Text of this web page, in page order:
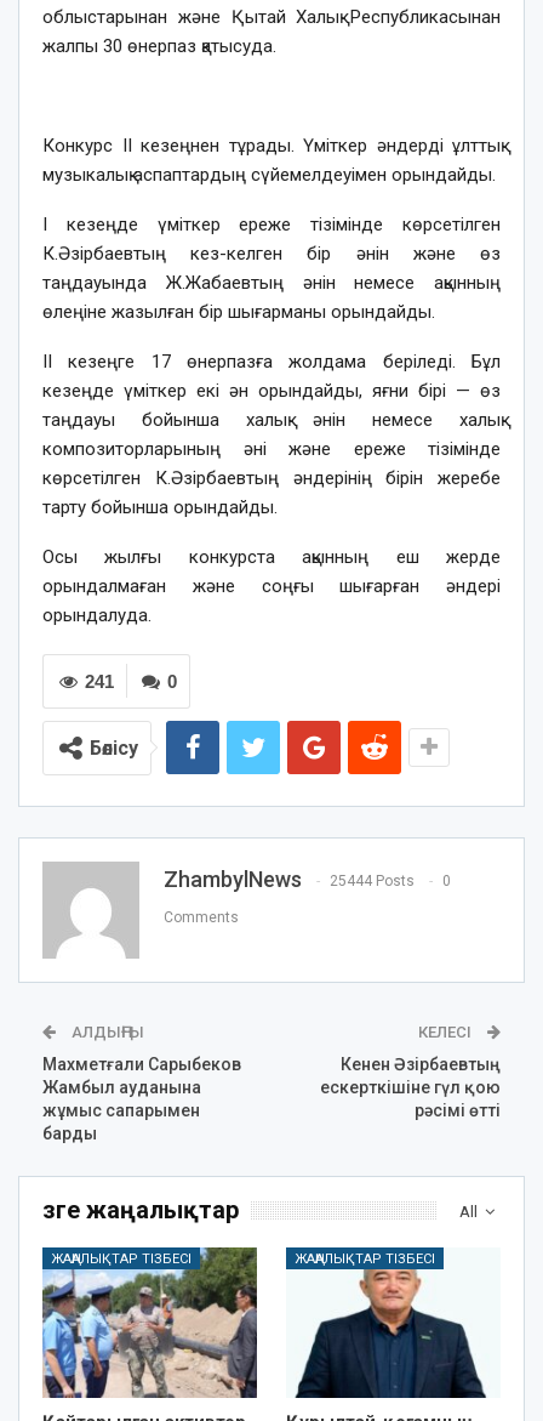
облыстарынан және Қытай Халық Республикасынан
жалпы 30 өнерпаз қатысуда.
Конкурс ІІ кезеңнен тұрады. Үміткер әндерді ұлттық
музыкалық аспаптардың сүйемелдеуімен орындайды.
І кезеңде үміткер ереже тізімінде көрсетілген
К.Әзірбаевтың кез-келген бір әнін және өз
таңдауында Ж.Жабаевтың әнін немесе ақынның
өлеңіне жазылған бір шығарманы орындайды.
ІІ кезеңге 17 өнерпазға жолдама беріледі. Бұл
кезеңде үміткер екі ән орындайды, яғни бірі — өз
таңдауы бойынша халық әнін немесе халық
композиторларының әні және ереже тізімінде
көрсетілген К.Әзірбаевтың әндерінің бірін жеребе
тарту бойынша орындайды.
Осы жылғы конкурста ақынның еш жерде
орындалмаған және соңғы шығарған әндері
орындалуда.
0
241
Бөлісу
ZhambylNews 25444 Posts 0
Comments
АЛДЫҢҒЫ
Махметғали Сарыбеков
Жамбыл ауданына
жұмыс сапарымен
барды
КЕЛЕСІ
Кенен Әзірбаевтың
ескерткішіне гүл қою
рәсімі өтті
All
Өзге жаңалықтар
ЖАҢАЛЫҚТАР ТІЗБЕСІ ЖАҢАЛЫҚТАР ТІЗБЕСІ